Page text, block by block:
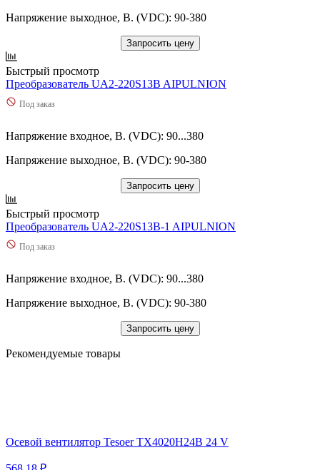
Напряжение выходное, В. (VDC): 90-380
Запросить цену
Быстрый просмотр
Преобразователь UA2-220S13B AIPULNION
Под заказ
Напряжение входное, В. (VDC): 90...380
Напряжение выходное, В. (VDC): 90-380
Запросить цену
Быстрый просмотр
Преобразователь UA2-220S13B-1 AIPULNION
Под заказ
Напряжение входное, В. (VDC): 90...380
Напряжение выходное, В. (VDC): 90-380
Запросить цену
Рекомендуемые товары
Осевой вентилятор Tesoer TX4020H24B 24 V